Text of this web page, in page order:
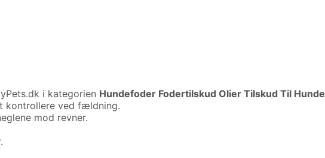
i kategorien Hundefoder Fodertilskud Olier Tilskud Til Hunde
kontrollere ved fældning.
mod revner.